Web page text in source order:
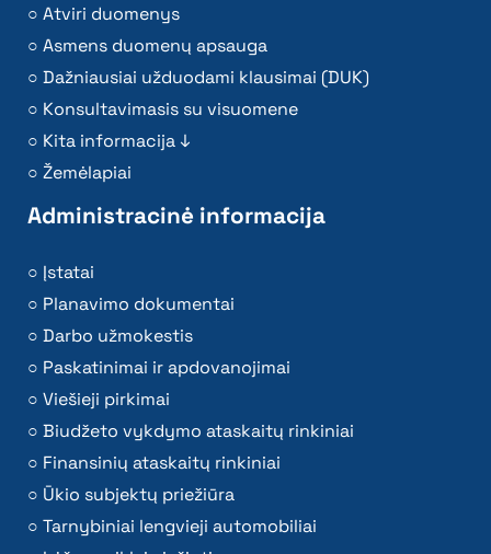
Atviri duomenys
Asmens duomenų apsauga
Dažniausiai užduodami klausimai (DUK)
Konsultavimasis su visuomene
Kita informacija ↓
Žemėlapiai
Administracinė informacija
Įstatai
Planavimo dokumentai
Darbo užmokestis
Paskatinimai ir apdovanojimai
Viešieji pirkimai
Biudžeto vykdymo ataskaitų rinkiniai
Finansinių ataskaitų rinkiniai
Ūkio subjektų priežiūra
Tarnybiniai lengvieji automobiliai